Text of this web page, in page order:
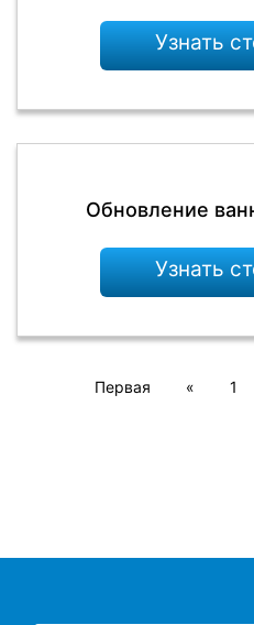
Узнать
Обновление
Узнать
Первая « 1